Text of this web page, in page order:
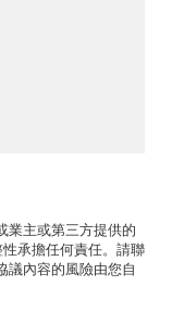
業主或第三方提供的
承擔任何責任。請聯
議內容的風險由您自